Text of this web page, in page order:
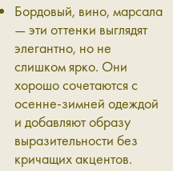
Бордовый, вино, марсала
— эти оттенки выглядят
элегантно, но не
слишком ярко. Они
хорошо сочетаются с
осенне-зимней одеждой
и добавляют образу
выразительности без
кричащих акцентов.